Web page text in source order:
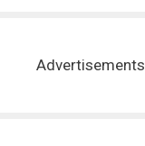
Advertisements